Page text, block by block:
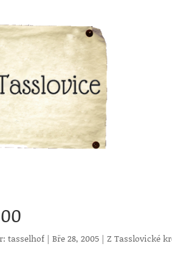
tasselhof |Bře 28, 2005 |Z Tasslovické